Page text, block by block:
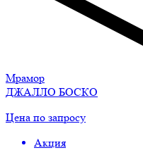
Мрамор
ДЖАЛЛО БОСКО
Цена по запросу
Акция